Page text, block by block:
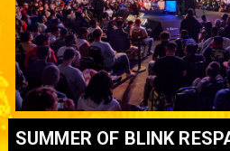
SUMMER OF BLINK